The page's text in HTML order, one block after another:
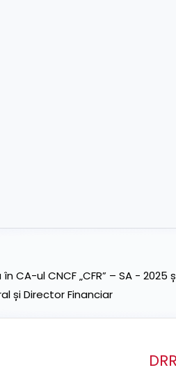
ul CNCF „CFR” – SA - 2025
și Director Financiar
DRR